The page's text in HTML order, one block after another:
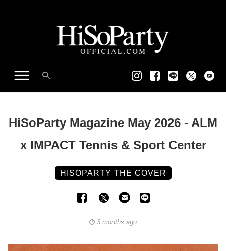
HiSoParty Magazine May 2026 - ALM
x IMPACT Tennis & Sport Center
HISOPARTY THE COVER
3 months ago